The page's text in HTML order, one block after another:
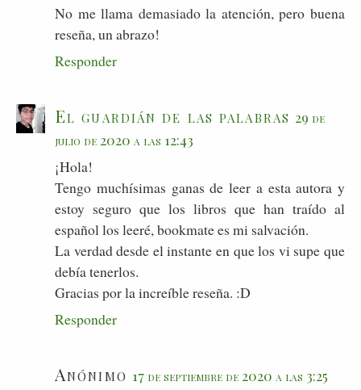
No me llama demasiado la atención, pero buena
reseña, un abrazo!
Responder
El guardián de las palabras 29 de
julio de 2020 a las 12:43
¡Hola!
Tengo muchísimas ganas de leer a esta autora y
estoy seguro que los libros que han traído al
español los leeré, bookmate es mi salvación.
La verdad desde el instante en que los vi supe que
debía tenerlos.
Gracias por la increíble reseña. :D
Responder
Anónimo 17 de septiembre de 2020 a las 3:25